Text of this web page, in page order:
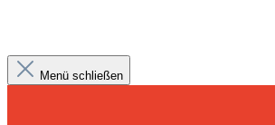
Menü schließen